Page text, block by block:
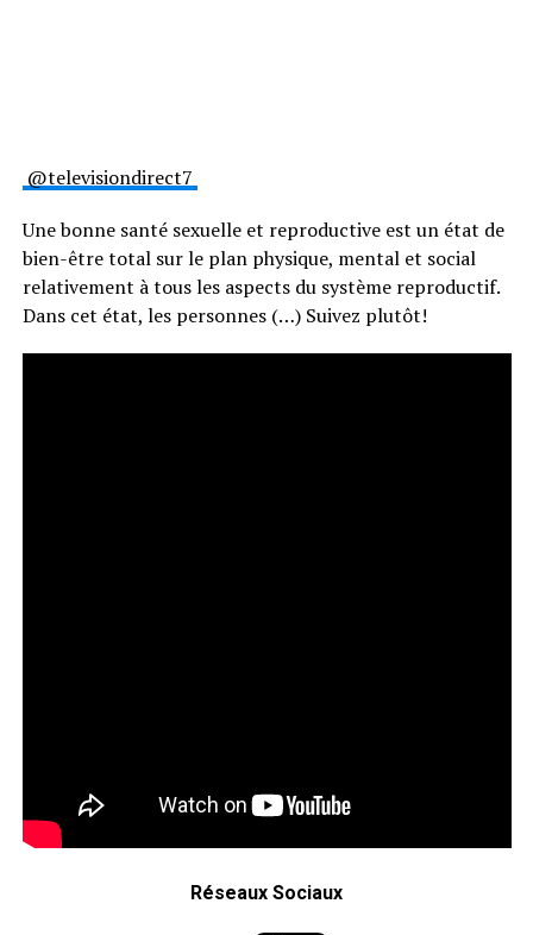
@televisiondirect7
Une bonne santé sexuelle et reproductive est un état de
bien-être total sur le plan physique, mental et social
relativement à tous les aspects du système reproductif.
Dans cet état, les personnes (…) Suivez plutôt!
Réseaux Sociaux